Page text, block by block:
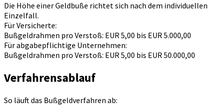
Die Höhe einer Geldbuße richtet sich nach dem individuellen
Einzelfall.
Für Versicherte:
Bußgeldrahmen pro Verstoß: EUR 5,00 bis EUR 5.000,00
Für abgabepflichtige Unternehmen:
Bußgeldrahmen pro Verstoß: EUR 5,00 bis EUR 50.000,00
Verfahrensablauf
So läuft das Bußgeldverfahren ab: